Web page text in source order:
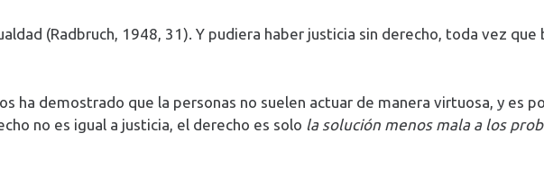
(Radbruch, 1948, 31). Y pudiera haber justicia sin derecho, toda vez que
ha demostrado que la personas no suelen actuar de manera virtuosa, y es
no es igual a justicia, el derecho es solo la solución menos mala a los